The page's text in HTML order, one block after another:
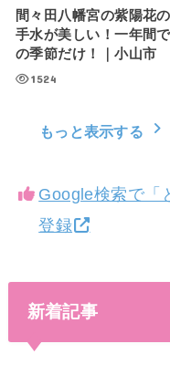
間々田八幡宮の紫陽花
手水が美しい！一年間
の季節だけ！｜小山市
1524
もっと表示する
Google検索で「
登録
新着記事